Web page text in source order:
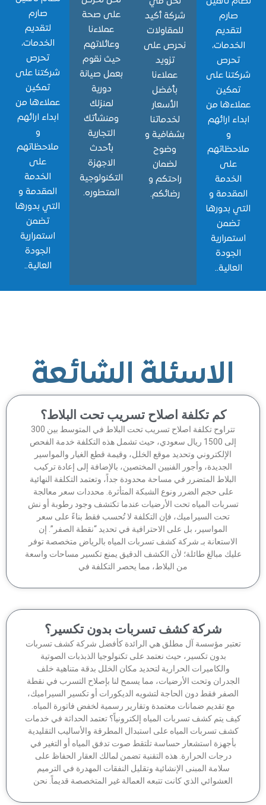
على
من
ارائهم
و
بدورها
شركة أكيد
للمقاولات
نحرص على
عملاءنا
الأسعار
لخدماتنا
بشفافية و
راحتكم و
رضائكم.
على صحة
وعائلاتهم
حيث نقوم
بعمل صيانة
ومنشأتك
التجارية
التكنولوجية
المتطوره.
الخدمات،
شركتنا على
عملاءها من
ابداء ارائهم
ملاحظاتهم
الخدمة
المقدمة و
التي بدورها
استمرارية
الاسئلة الشائعة
كم تكلفة اصلاح تسريب تحت البلاط؟
تتراوح تكلفة اصلاح تسريب تحت البلاط في المتوسط بين 300
إلى 1500 ريال سعودي، حيث تشمل هذه التكلفة خدمة الفحص
الإلكتروني وتحديد موقع الخلل، وقيمة قطع الغيار والمواسير
الجديدة، وأجور الفنيين المختصين، بالإضافة إلى إعادة تركيب
البلاط المتضرر في مساحة محدودة جداً، وتعتمد التكلفة النهائية
على حجم الضرر ونوع الشبكة المتأثرة. محددات سعر معالجة
المياه تحت الأرضيات عندما تكتشف وجود رطوبة أو نش
تحت السيراميك، فإن التكلفة لا تُحسب فقط بناءً على سعر
المواسير، بل على الاحترافية في تحديد “نقطة الصفر”. إن
بـ شركة كشف تسربات المياه بالرياض متخصصة توفر
مبالغ طائلة؛ لأن الكشف الدقيق يمنع تكسير مساحات واسعة
من البلاط، مما يحصر التكلفة في
شركة كشف تسربات بدون تكسير؟
مؤسسة آل مطلق هي الرائدة كأفضل شركة كشف تسربات
بدون تكسير، حيث نعتمد على تكنولوجيا الذبذبات الصوتية
والكاميرات الحرارية لتحديد مكان الخلل بدقة متناهية خلف
وتحت الأرضيات، مما يسمح لنا بإصلاح التسرب في نقطة
فقط دون الحاجة لتشويه الديكورات أو تكسير السيراميك،
مع تقديم ضمانات معتمدة وتقارير رسمية لخفض فاتورة المياه.
يتم كشف تسربات المياه إلكترونياً؟ تعتمد الحداثة في خدمات
تسربات المياه على استبدال المطرقة والأساليب التقليدية
بأجهزة استشعار حساسة تلتقط صوت تدفق المياه أو التغير في
درجات الحرارة. هذه التقنية تضمن لمالك العقار الحفاظ على
سلامة المبنى الإنشائية وتقليل النفقات المهدرة في الترميم
العشوائي الذي كانت تتبعه العمالة غير المتخصصة قديماً. نحن